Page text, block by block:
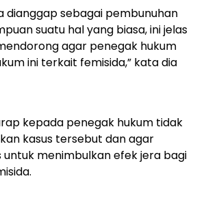
dianggap sebagai pembunuhan
suatu hal yang biasa, ini jelas
agar penegak hukum
ini terkait femisida,” kata dia
kepada penegak hukum tidak
kasus tersebut dan agar
menimbulkan efek jera bagi